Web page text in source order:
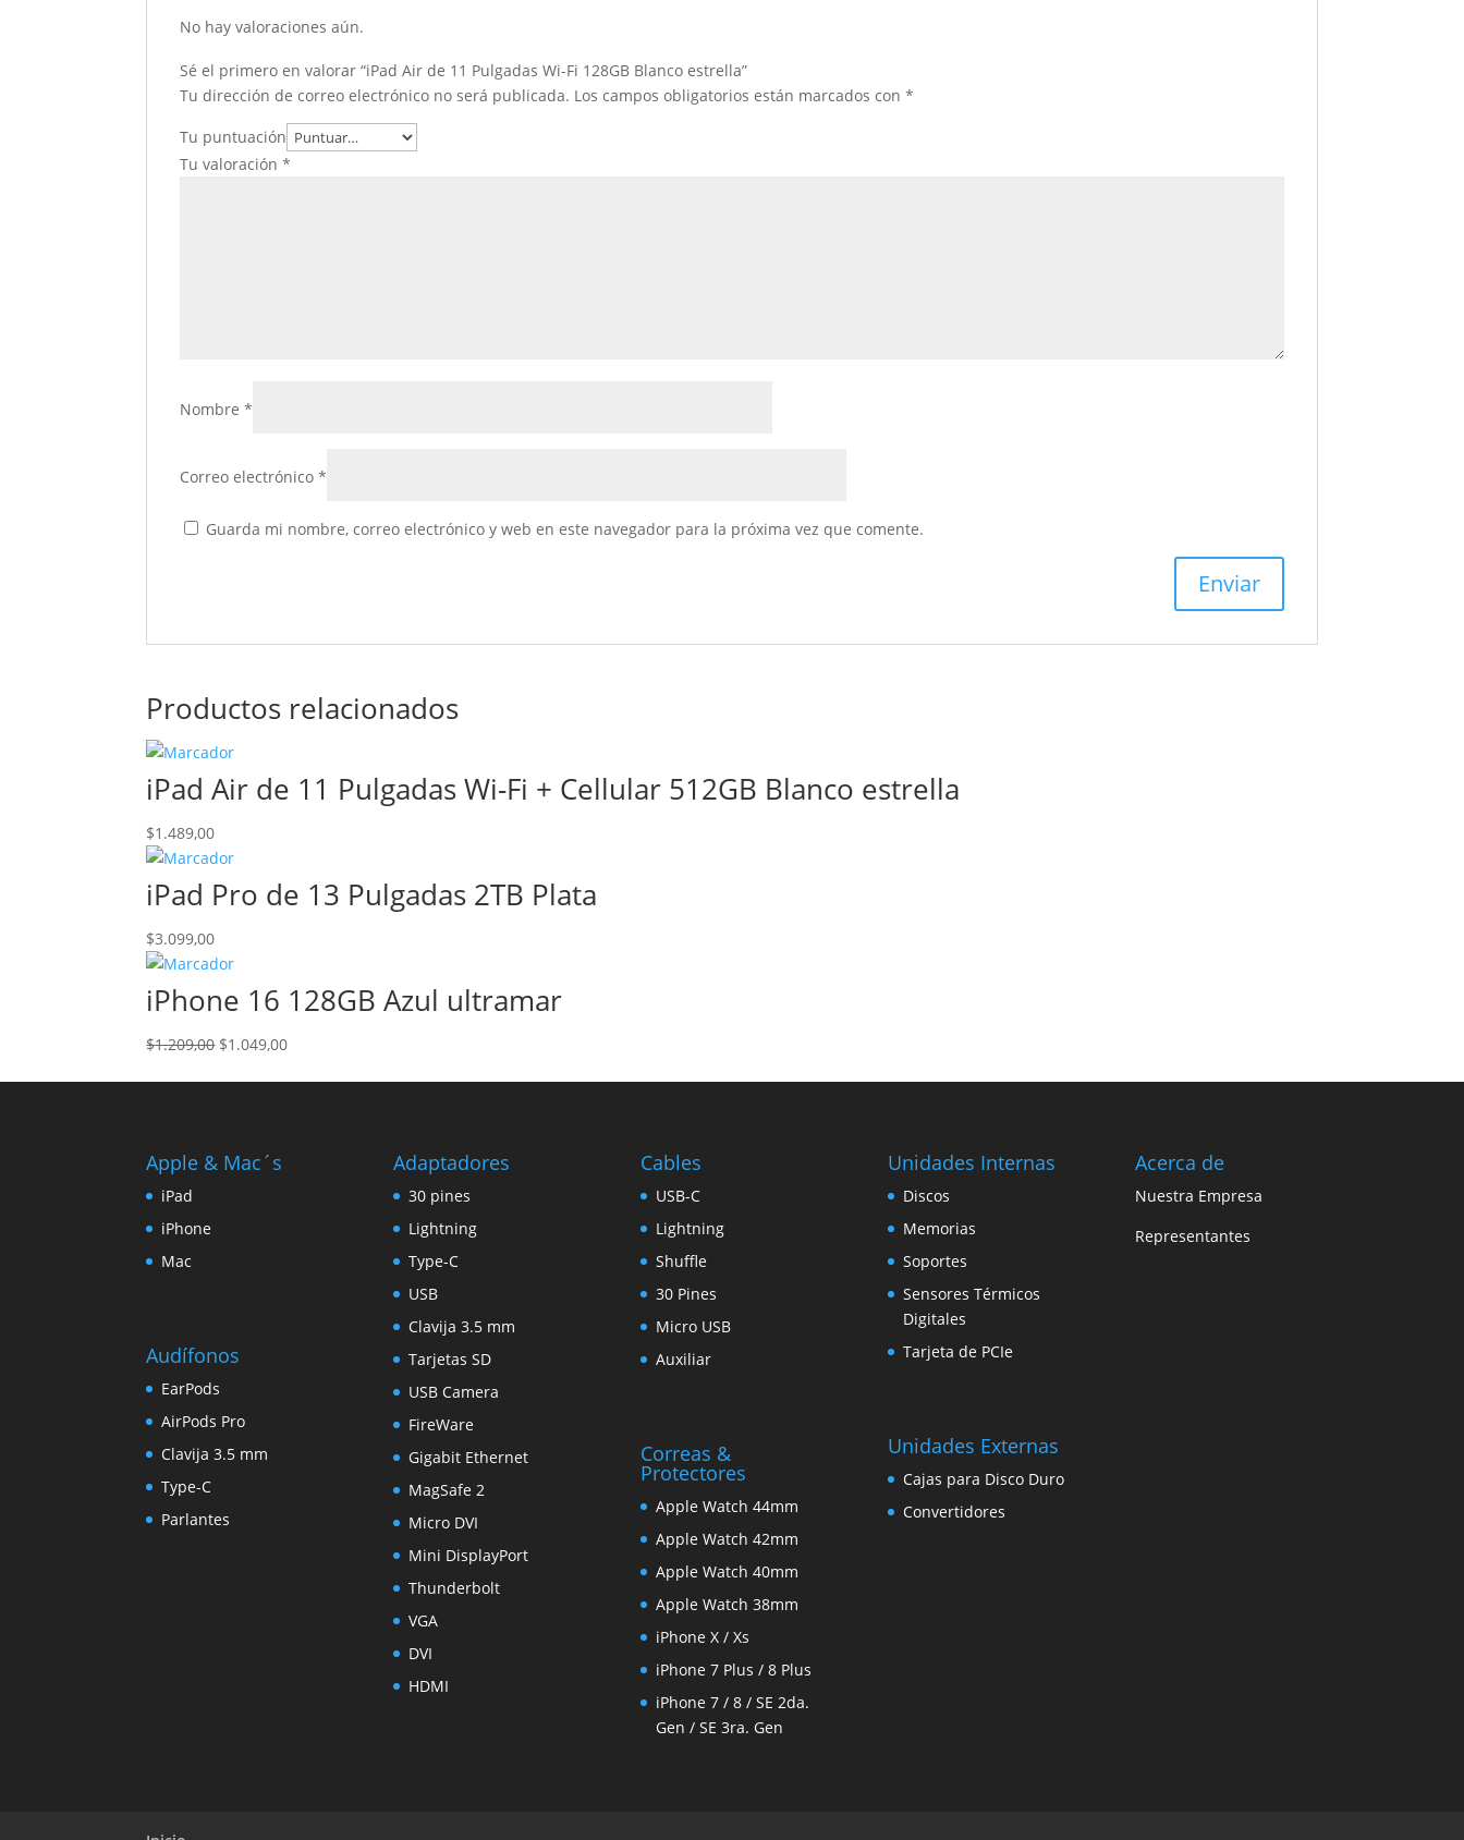
No hay valoraciones aún.
Sé el primero en valorar “iPad Air de 11 Pulgadas Wi-Fi 128GB Blanco estrella”
Tu dirección de correo electrónico no será publicada. Los campos obligatorios están marcados con*
Tu puntuación
Tu valoración*
Nombre*
Correo electrónico*
Guarda mi nombre, correo electrónico y web en este navegador para la próxima vez que comente.
Productos relacionados
iPad Air de 11 Pulgadas Wi-Fi + Cellular 512GB Blanco estrella
$1.489,00
iPad Pro de 13 Pulgadas 2TB Plata
$3.099,00
iPhone 16 128GB Azul ultramar
$1.209,00 El
$1.049,00El
Apple & Mac´s
iPad
iPhone
Mac
Audífonos
EarPods
AirPods Pro
Clavija 3.5 mm
Type-C
Parlantes
Adaptadores
30 pines
Lightning
Type-C
USB
Clavija 3.5 mm
Tarjetas SD
USB Camera
FireWare
Gigabit Ethernet
MagSafe 2
Micro DVI
Mini DisplayPort
Thunderbolt
VGA
DVI
HDMI
Cables
USB-C
Lightning
Shuffle
30 Pines
Micro USB
Auxiliar
Correas &
Protectores
Apple Watch 44mm
Apple Watch 42mm
Apple Watch 40mm
Apple Watch 38mm
iPhone X / Xs
iPhone 7 Plus / 8 Plus
iPhone 7 / 8 / SE 2da.
Gen / SE 3ra. Gen
Unidades Internas
Discos
Memorias
Soportes
Sensores Térmicos
Digitales
Tarjeta de PCIe
Unidades Externas
Cajas para Disco Duro
Convertidores
Acerca de
Nuestra Empresa
Representantes